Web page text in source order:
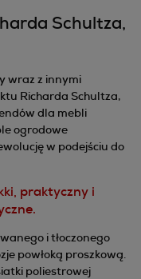
Schultza,
wraz z innymi
Richarda Schultza,
dla mebli
ogrodowe
w podejściu do
praktyczny i
i tłoczonego
powłoką proszkową.
poliestrowej